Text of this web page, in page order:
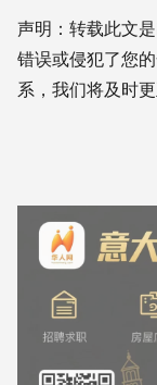
声明：转载此文
错误或侵犯了您
系，我们将及时